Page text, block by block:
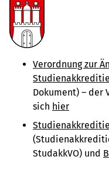
Verordnung zur
Dokument) – d er
sich hier
StudakkVO) und